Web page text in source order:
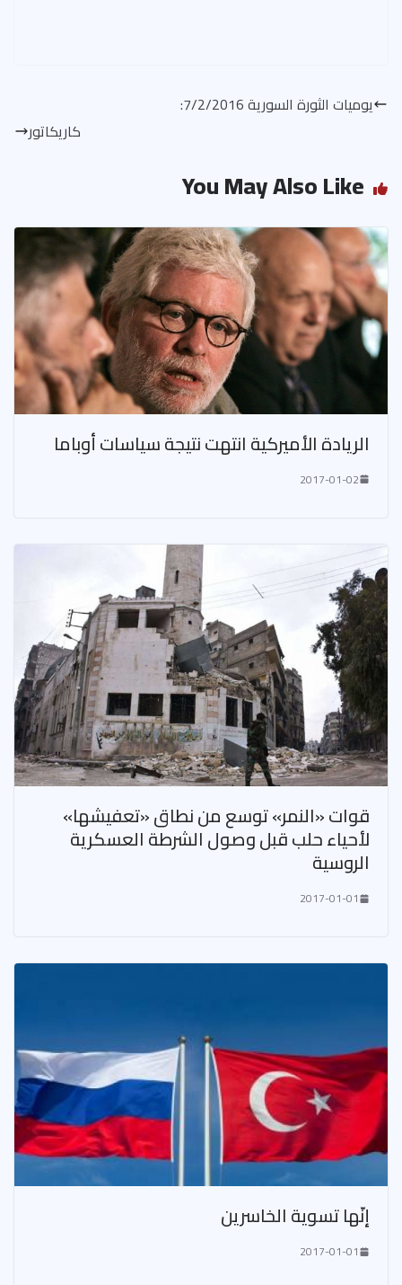
يوميات الثورة السورية 7/2/2016:
كاريكاتور
You May Also Like
الريادة الأميركية انتهت نتيجة سياسات أوباما
2017-01-02
قوات «النمر» توسع من نطاق «تعفيشها»
لأحياء حلب قبل وصول الشرطة العسكرية
الروسية
2017-01-01
إنّها تسوية الخاسرين
2017-01-01